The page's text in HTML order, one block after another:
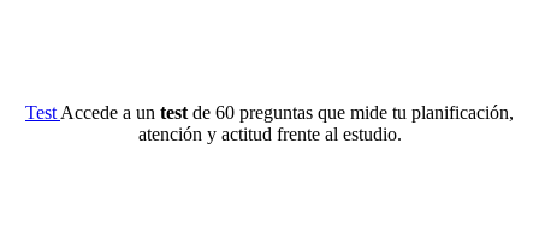
Test Accede a un test de 60 preguntas que mide tu planificación,
atención y actitud frente al estudio.